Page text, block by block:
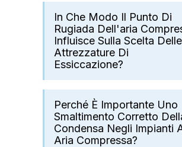
In Che Modo Il Punto Di
Rugiada Dell'aria
Influisce Sulla Scelta Delle
Attrezzature Di
Essiccazione?
Perché È Importante Uno
Smaltimento Corretto
Condensa Negli Impianti
Aria Compressa?